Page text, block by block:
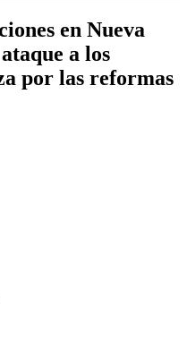
en Nueva
a los
por las reformas